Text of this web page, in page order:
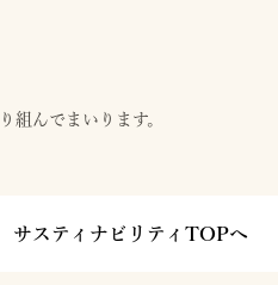
組んでまいります。
サスティナビリティTOPへ